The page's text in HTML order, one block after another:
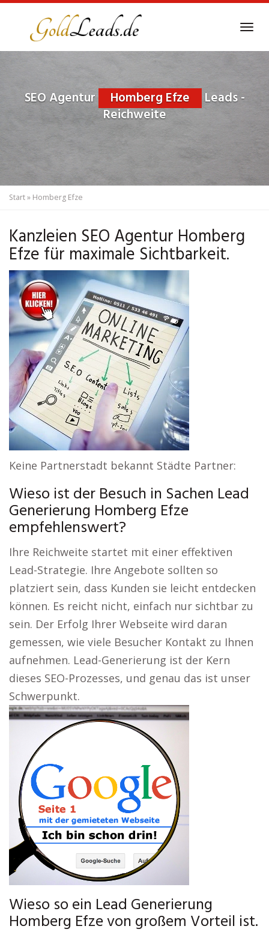
SEO Agentur Homberg Efze
Leads -
Reichweite
Start» Homberg Efze
Kanzleien SEO Agentur Homberg
Efze für maximale Sichtbarkeit.
Keine Partnerstadt bekannt Städte Partner:
Wieso ist der Besuch in Sachen Lead
Generierung Homberg Efze
empfehlenswert?
Ihre Reichweite startet mit einer effektiven
Lead-Strategie. Ihre Angebote sollten so
platziert sein, dass Kunden sie leicht entdecken
können. Es reicht nicht, einfach nur sichtbar zu
sein. Der Erfolg Ihrer Webseite wird daran
gemessen, wie viele Besucher Kontakt zu Ihnen
aufnehmen. Lead-Generierung ist der Kern
dieses SEO-Prozesses, und genau das ist unser
Schwerpunkt.
Wieso so ein Lead Generierung
Homberg Efze von großem Vorteil ist.